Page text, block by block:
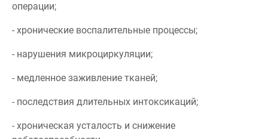
операции;
- хронические воспалительные процессы;
- нарушения микроциркуляции;
- медленное заживление тканей;
- последствия длительных интоксикаций;
- хроническая усталость и снижение